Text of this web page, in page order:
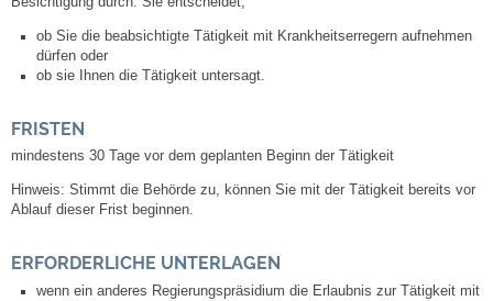
Bürgerservice
Sitzungsberichte
Ratsinfo
Gutachterausschuss
ob Sie die beabsichtigte Tätigkeit mit Krankheitserregern aufnehmen
dürfen oder
ob sie Ihnen die Tätigkeit untersagt.
FRISTEN
mindestens 30 Tage vor dem geplanten Beginn der Tätigkeit
Hinweis: Stimmt die Behörde zu, können Sie mit der Tätigkeit bereits vor
Ablauf dieser Frist beginnen.
ERFORDERLICHE UNTERLAGEN
wenn ein anderes Regierungspräsidium die Erlaubnis zur Tätigkeit mit